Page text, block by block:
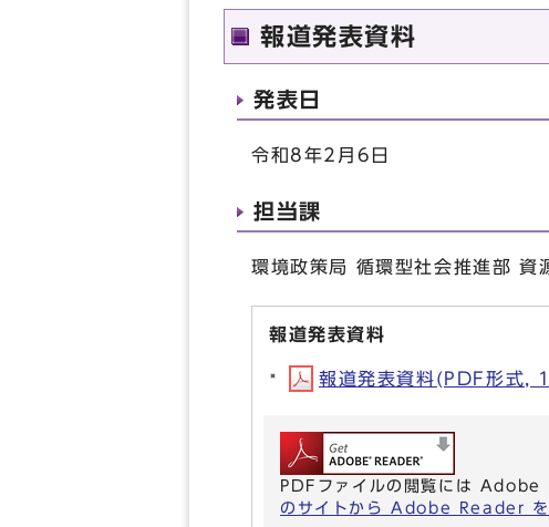
報道発表資料
発表日
令和8年2月6日
担当課
環境政策局 循環型社会推進部
報道発表資料
報道発表資料(PDF形式
PDFファイルの閲覧には Adobe
のサイトから Adobe Reader を